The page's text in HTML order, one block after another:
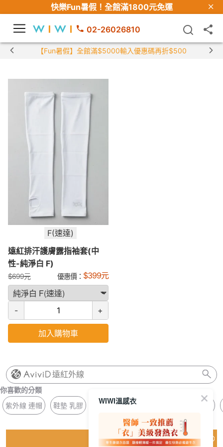
快樂Fun暑假！ 全館滿1800元免運
02-26026810
【Fun暑假】全館滿$5000輸入優惠碼再折$500
F(速達)
遠紅排汗護膚露指袖套(中
性-純淨白 F)
$699元 優惠價： $399元
- +
加入購物車
遠紅外線
你喜歡的分類
紫外線 連帽
鞋墊 乳膠 涼感 排汗 長版 無鋼圈
猜你喜歡
WIWI溫感衣